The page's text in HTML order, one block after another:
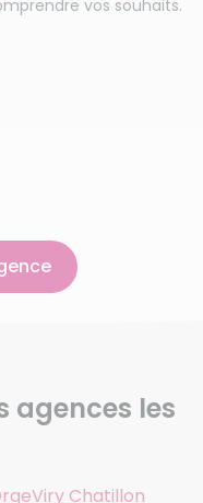
vos souhaits.
agences les
Viry Chatillon